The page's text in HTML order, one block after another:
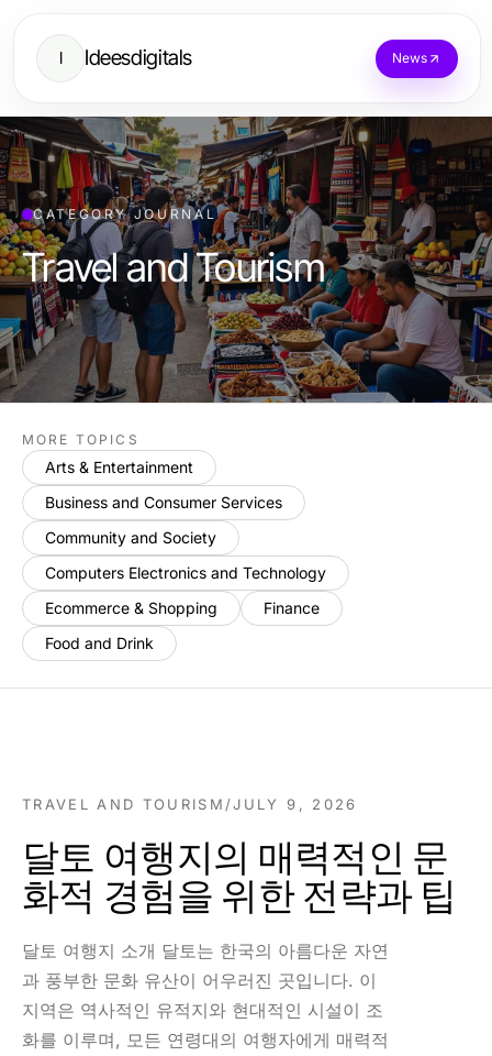
I Ideesdigitals News
CATEGORY JOURNAL
Travel and Tourism
MORE TOPICS
Arts & Entertainment
Business and Consumer Services
Community and Society
Computers Electronics and Technology
Ecommerce & Shopping
Finance
Food and Drink
TRAVEL AND TOURISM /JULY 9, 2026
달토 여행지의 매력적인 문
화적 경험을 위한 전략과 팁
달토 여행지 소개 달토는 한국의 아름다운 자연
과 풍부한 문화 유산이 어우러진 곳입니다. 이
지역은 역사적인 유적지와 현대적인 시설이 조
화를 이루며, 모든 연령대의 여행자에게 매력적